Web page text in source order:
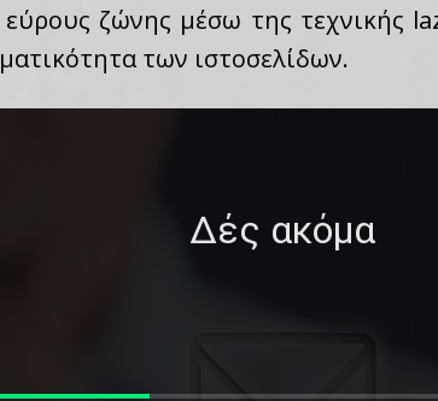
ζώνης μέσω της τεχνικής
των ιστοσελίδων.
Δές ακόμα